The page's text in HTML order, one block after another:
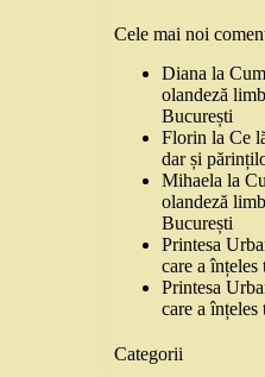
Cele mai noi
Diana la
olandeză
București
Florin laCe
dar și
Mihaela la
olandeză
București
Printesa
care a înțeles
Printesa
care a înțeles
Categorii